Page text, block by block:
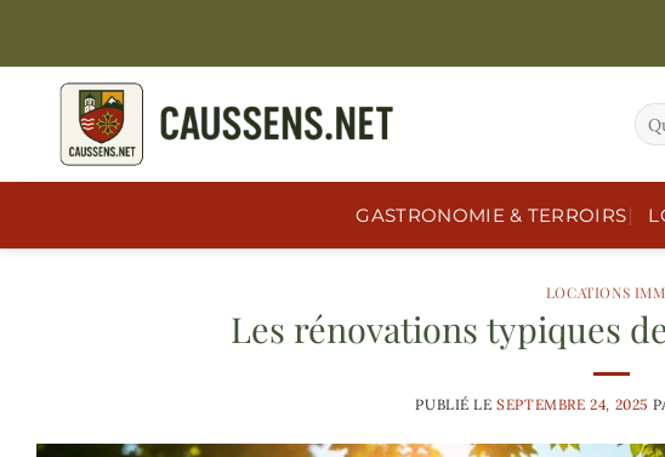
contenu
GASTRONOMIE & TERROIRS
LOCATIONS
Les rénovations typiques
PUBLIÉ LESEPTEMBRE 24, 2025